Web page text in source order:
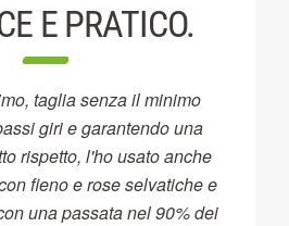
E PRATICO.
taglia senza il minimo
giri e garantendo una
rispetto, l'ho usato anche
fieno e rose selvatiche e
una passata nel 90% dei